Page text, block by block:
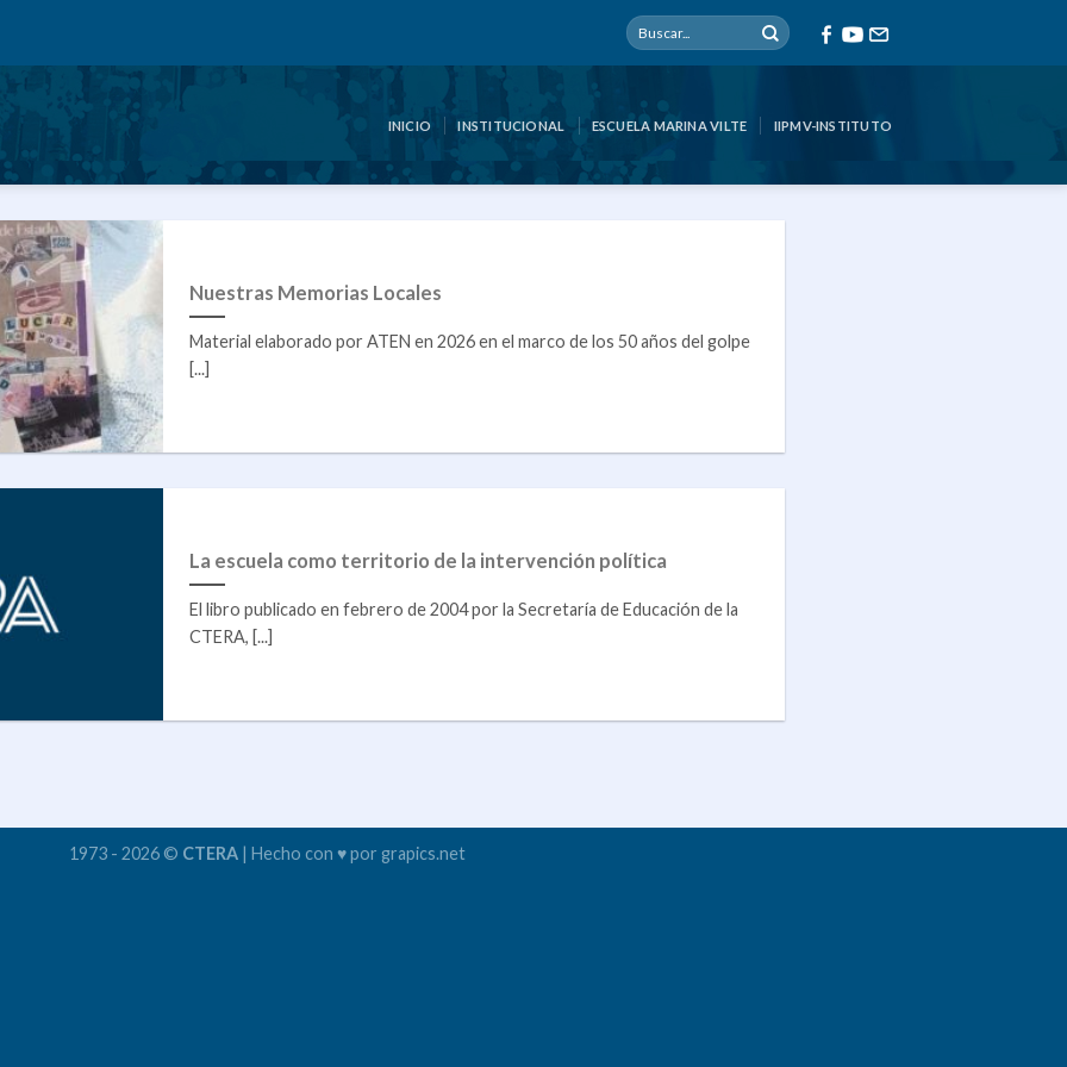
INICIO INSTITUCIONAL ESCUELA MARINA VILTE IIPMV-INSTITUTO
Nuestras Memorias Locales
Material elaborado por ATEN en 2026 en el marco de los 50 años del golpe
[...]
La escuela como territorio de la intervención política
El libro publicado en febrero de 2004 por la Secretaría de Educación de la
CTERA, [...]
1973 - 2026 © CTERA| Hecho con ♥ por grapics.net